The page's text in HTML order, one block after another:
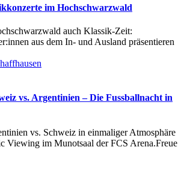
im Hochschwarzwald
auch Klassik-Zeit:
aus dem In- und Ausland präsentieren
vs. Argentinien – Die Fussballnacht in
vs. Schweiz in einmaliger Atmosphäre
Viewing im Munotsaal der FCS Arena.Freue